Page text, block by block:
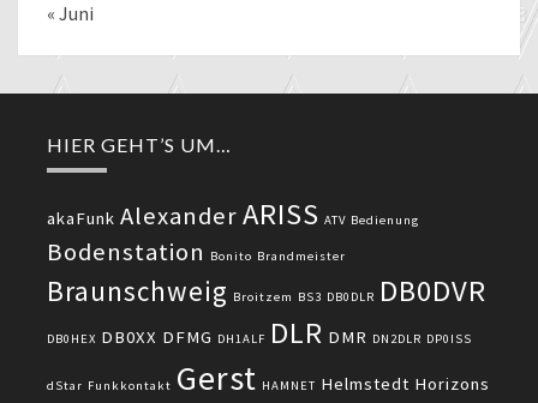
« Juni
HIER GEHT’S UM…
akaFunk AlexanderARISS ATV Bedienung
Bodenstation Bonito Brandmeister
Braunschweig Broitzem BS3 DB0DLR DB0DVR
DB0HEX DB0XX DFMG DH1ALF DLR DMR DN2DLR DP0ISS
dStar Funkkontakt Gerst HAMNET Helmstedt Horizons